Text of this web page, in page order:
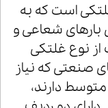
غلتکی است که به
شعاعی و
نوع غلتکی
صنعتی که نیاز
دارند،